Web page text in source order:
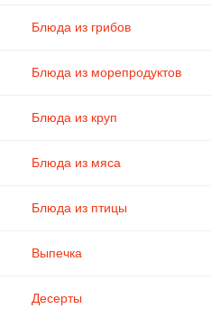
Блюда из грибов
Блюда из морепродуктов
Блюда из круп
Блюда из мяса
Блюда из птицы
Выпечка
Десерты